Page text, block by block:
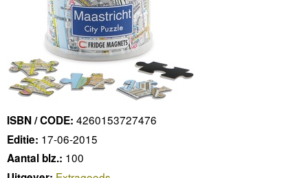
ISBN / CODE: 4260153727476
Editie: 17-06-2015
Aantal blz.: 100